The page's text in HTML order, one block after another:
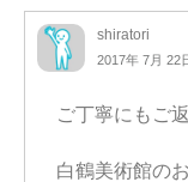
shiratori
2017年 7月 22
ご丁寧にもご返
白鶴美術館のお